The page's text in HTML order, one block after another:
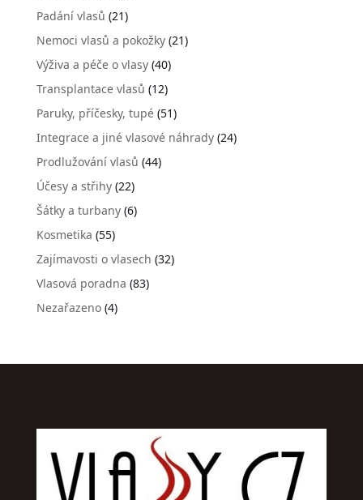
Padání vlasů (21)
Nemoci vlasů a pokožky(21)
Výživa a péče o vlasy(40)
Transplantace vlasů (12)
Paruky, příčesky, tupé(51)
Integrace a jiné vlasové náhrady(24)
Prodlužování vlasů (44)
Účesy a střihy(22)
Šátky a turbany(6)
Kosmetika (55)
Zajímavosti o vlasech (32)
Vlasová poradna (83)
Nezařazeno(4)